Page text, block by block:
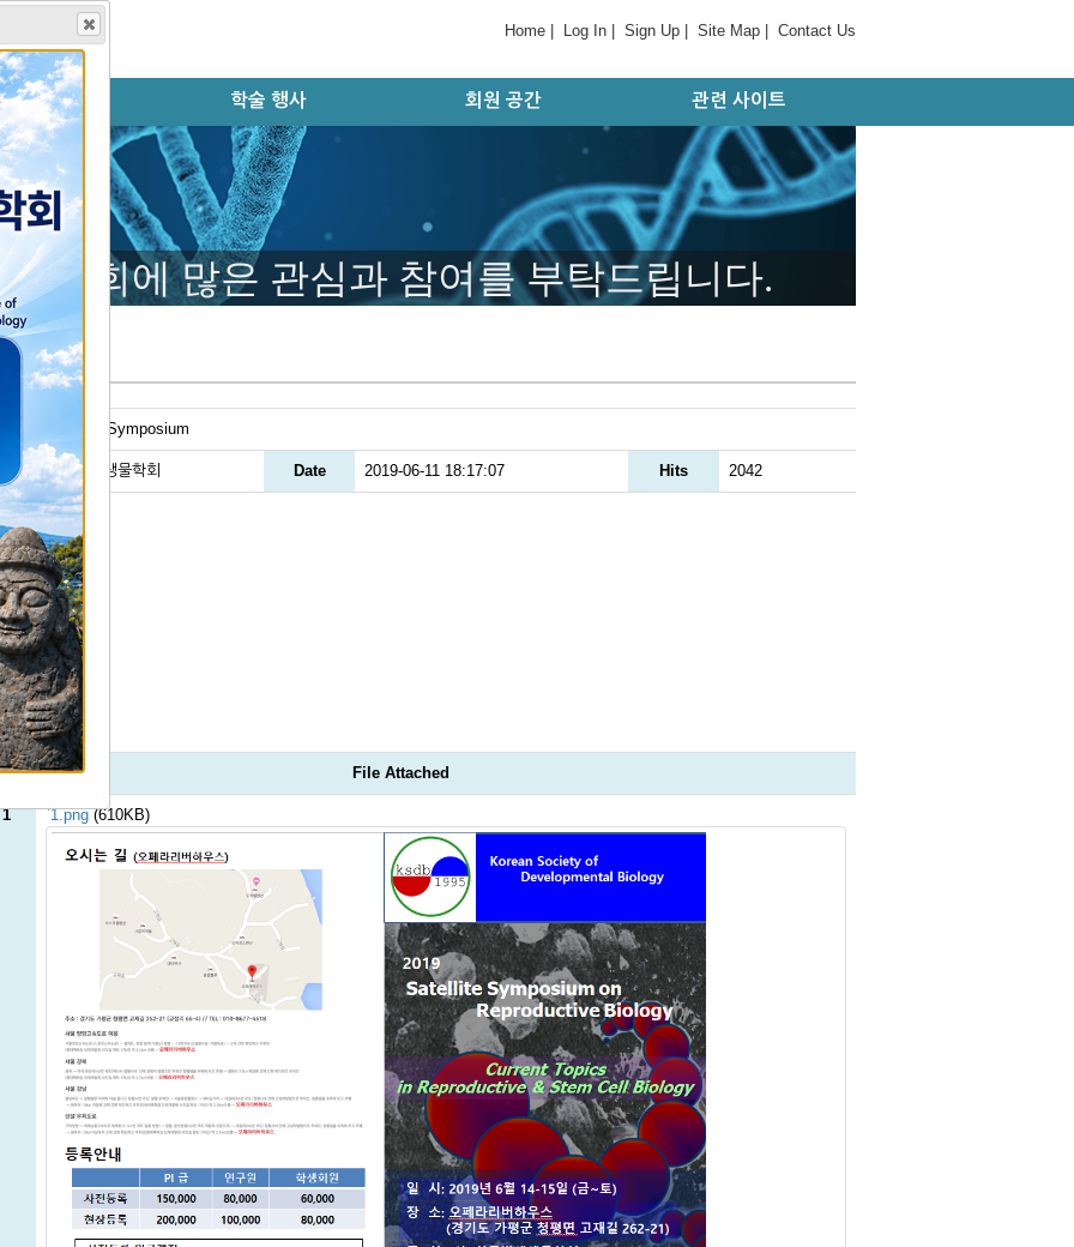
Home Log In Sign Up Site Map Contact Us
학회지
지 홈페이지
집위원회
논문 검색
투고 규정
윤리 규정
논문 투고
학술 행사
학술대회 안내
모시는 글
학술대회 오시는 길
학술대회 초록 제출
등록 및 결제시스템
초록 및 등록 확인
학술대회 연혁
학술대회 자료실
행사 일정
회원 공간 관련 사이트
대학 및 병원
학회/협회
기관/연구소
국외 사이트
술대회에 많은 관심과 참여를 부탁드립니다.
사항
Satellite Symposium
한국발생생물학회 Date 2019-06-11 18:17:07 Hits 2042
File Attached
`1.png(610KB)